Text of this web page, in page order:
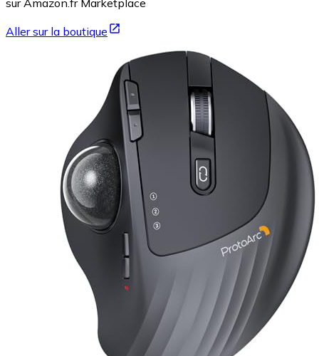
sur Amazon.fr Marketplace
Aller sur la boutique